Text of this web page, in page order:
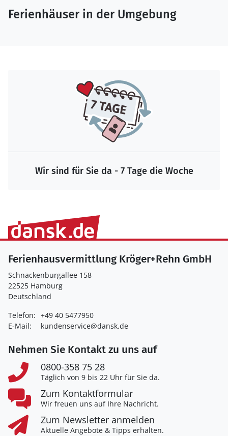
Ferienhäuser in der Umgebung
Wir sind für Sie da - 7 Tage die Woche
Ferienhausvermittlung Kröger+Rehn GmbH
Schnackenburgallee 158
22525 Hamburg
Deutschland
Telefon: +49 40 5477950
E-Mail:
kundenservice@dansk.de
Nehmen Sie Kontakt zu uns auf
0800-358 75 28
Täglich von 9 bis 22 Uhr für Sie da.
Zum Kontaktformular
Wir freuen uns auf Ihre Nachricht.
Zum Newsletter anmelden
Aktuelle Angebote & Tipps erhalten.